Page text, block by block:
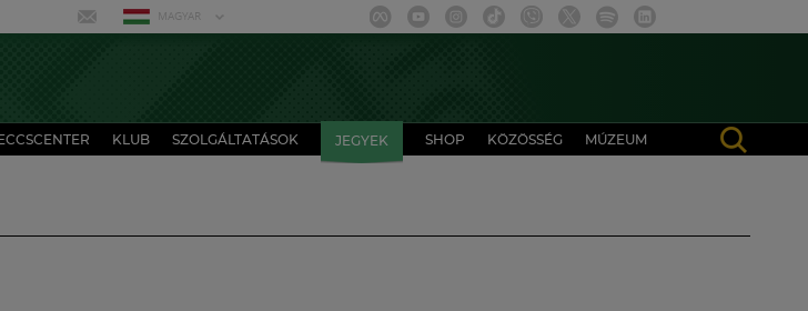
MAGYAR
KLUB SZOLGÁLTATÁSOK JEGYEK SHOP KÖZÖSSÉG MÚZEUM